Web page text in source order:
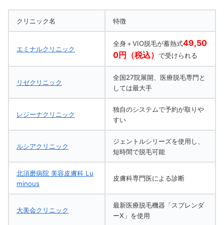
クリニック名 特徴
エミナルクリニック
全身＋VIO脱毛が蓄熱式49,50
0円（税込） で受けられる
リゼクリニック
全国27院展開、医療脱毛専門と
しては最大手
レジーナクリニック
独自のシステムで予約が取りや
すい
ルシアクリニック
ジェントルシリーズを使用し、
短時間で脱毛可能
北須磨病院 美容皮膚科 Lu
minous
皮膚科専門医による診断
大美会クリニック
最新医療脱毛機器「スプレンダ
ーX」を使用